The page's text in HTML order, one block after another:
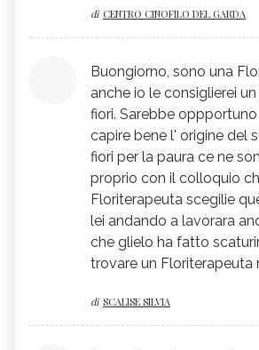
di CENTRO CINOFILO DEL GARDA
Buongiorno, sono una
anche io le consiglierei
fiori. Sarebbe
capire bene l' origine del
fiori per la paura ce ne
proprio con il colloquio
Floriterapeuta scegilie
lei andando a lavorara
che glielo ha fatto
trovare un Floriterapeuta
di SCALISE SILVIA